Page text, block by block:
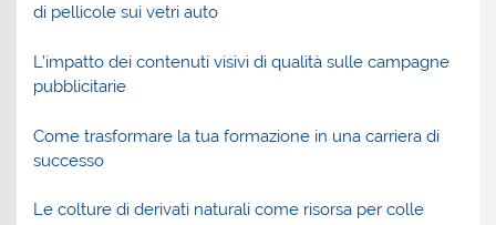
di pellicole sui vetri auto
L’impatto dei contenuti visivi di qualità sulle campagne
pubblicitarie
Come trasformare la tua formazione in una carriera di
successo
Le colture di derivati naturali come risorsa per colle